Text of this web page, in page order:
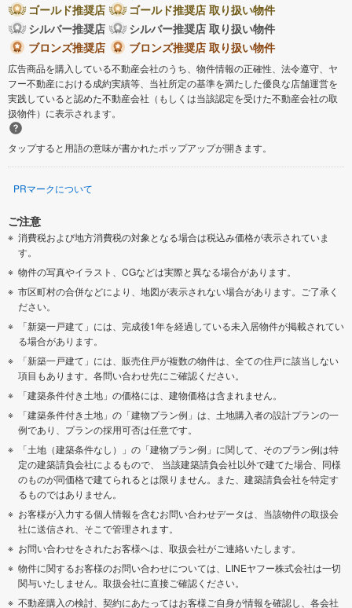
ゴールド推奨店
ゴールド推奨店 取り扱い物件
シルバー推奨店
シルバー推奨店 取り扱い物件
ブロンズ推奨店
ブロンズ推奨店 取り扱い物件
広告商品を購入している不動産会社のうち、物件情報の正確性、法令遵守、ヤ
フー不動産における成約実績等、当社所定の基準を満たした優良な店舗運営を
実践していると認めた不動産会社（もしくは当該認定を受けた不動産会社の取
扱物件）に表示されます。
タップすると用語の意味が書かれたポップアップが開きます。
PRマークについて
ご注意
消費税および地方消費税の対象となる場合は税込み価格が表示されていま
す。
物件の写真やイラスト、CGなどは実際と異なる場合があります。
市区町村の合併などにより、地図が表示されない場合があります。ご了承く
ださい。
「新築一戸建て」には、完成後1年を経過している未入居物件が掲載されてい
る場合があります。
「新築一戸建て」には、販売住戸が複数の物件は、全ての住戸に該当しない
項目もあります。各問い合わせ先にご確認ください。
「建築条件付き土地」の価格には、建物価格は含まれません。
「建築条件付き土地」の「建物プラン例」は、土地購入者の設計プランの一
例であり、プランの採用可否は任意です。
「土地（建築条件なし）」の「建物プラン例」に関して、そのプラン例は特
定の建築請負会社によるもので、 当該建築請負会社以外で建てた場合、同様
のものが同価格で建てられるとは限りません。また、建築請負会社を特定す
るものではありません。
お客様が入力する個人情報を含むお問い合わせデータは、当該物件の取扱会
社に送信され、そこで管理されます。
お問い合わせをされたお客様へは、取扱会社がご連絡いたします。
物件に関するお客様のお問い合わせについては、LINEヤフー株式会社は一切
関与いたしません。取扱会社に直接ご確認ください。
不動産購入の検討、契約にあたってはお客様ご自身が情報を確認し、各会社